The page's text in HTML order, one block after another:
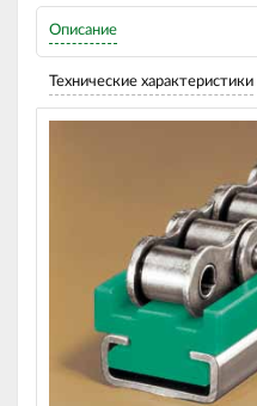
Описание
Технические характеристики